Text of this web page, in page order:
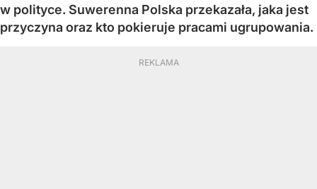
w polityce. Suwerenna Polska przekazała, jaka jest
przyczyna oraz kto pokieruje pracami ugrupowania.